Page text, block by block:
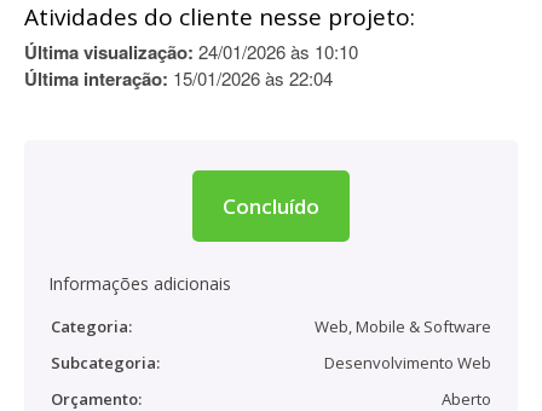
Atividades do cliente nesse projeto:
Última visualização: 24/01/2026 às 10:10
Última interação: 15/01/2026 às 22:04
Concluído
Informações adicionais
Categoria:
Web, Mobile & Software
Subcategoria:
Desenvolvimento Web
Orçamento:
Aberto